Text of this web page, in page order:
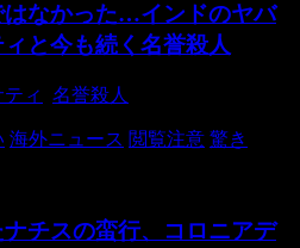
はなかった…インドのヤバ
と今も続く名誉殺人
ティ 名誉殺人
海外ニュース 閲覧注意 驚き
チスの蛮行、コロニアデ